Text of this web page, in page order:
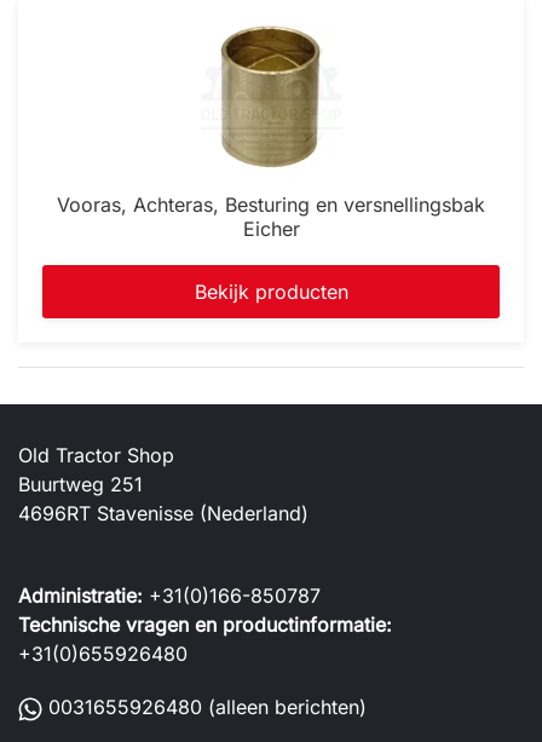
Vooras, Achteras, Besturing en versnellingsbak
Eicher
Bekijk producten
Old Tractor Shop
Buurtweg 251
4696RT Stavenisse (Nederland)
Administratie: +31(0)166-850787
Technische vragen en productinformatie:
+31(0)655926480
0031655926480 (alleen berichten)